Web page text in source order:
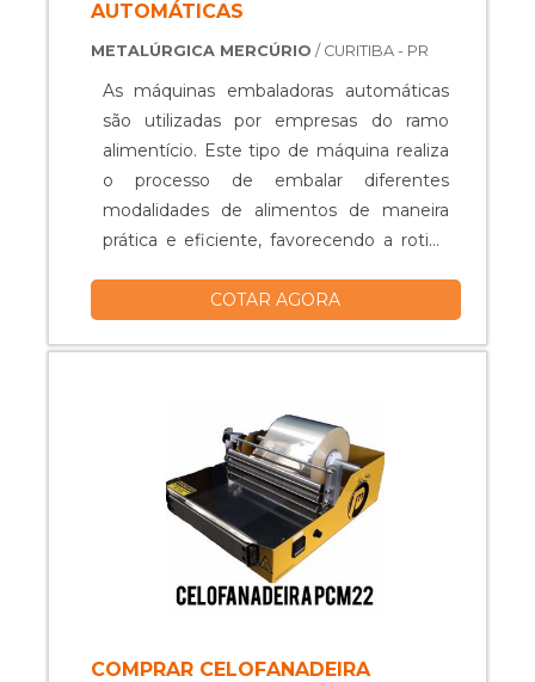
AUTOMÁTICAS
METALÚRGICA MERCÚRIO / CURITIBA - PR
As máquinas embaladoras automáticas
são utilizadas por empresas do ramo
alimentício. Este tipo de máquina realiza
o processo de embalar diferentes
modalidades de alimentos de maneira
prática e eficiente, favorecendo a rotina
trabalham com demandas elevadas e por
produtividade.AS MÁQUINAS SÃO
são de fácil operação, pois trazem na
composição funções que são facilmente
entendidas pelos profissionai.
COTAR AGORA
COMPRAR CELOFANADEIRA